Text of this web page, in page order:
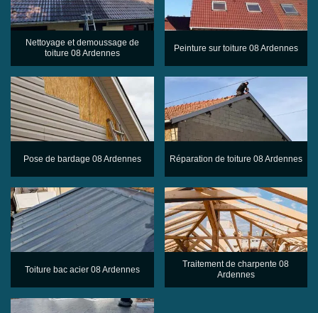
Nettoyage et demoussage de
toiture 08 Ardennes
Peinture sur toiture 08 Ardennes
Pose de bardage 08 Ardennes Réparation de toiture 08 Ardennes
Toiture bac acier 08 Ardennes
Traitement de charpente 08
Ardennes